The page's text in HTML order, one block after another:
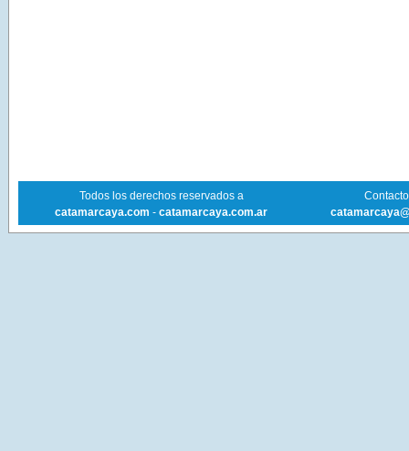
Todos los derechos reservados a
catamarcaya.com - catamarcaya.com.ar